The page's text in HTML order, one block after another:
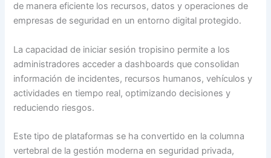
de manera eficiente los recursos, datos y operaciones de
empresas de seguridad en un entorno digital protegido.
La capacidad de iniciar sesión tropisino permite a los
administradores acceder a dashboards que consolidan
información de incidentes, recursos humanos, vehículos y
actividades en tiempo real, optimizando decisiones y
reduciendo riesgos.
Este tipo de plataformas se ha convertido en la columna
vertebral de la gestión moderna en seguridad privada,